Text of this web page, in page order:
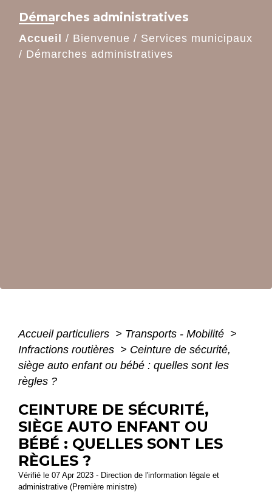
Démarches administratives
Accueil / Bienvenue / Services municipaux
/ Démarches administratives
Accueil particuliers > Transports - Mobilité >
Infractions routières > Ceinture de sécurité,
siège auto enfant ou bébé : quelles sont les
règles ?
CEINTURE DE SÉCURITÉ,
SIÈGE AUTO ENFANT OU
BÉBÉ : QUELLES SONT LES
RÈGLES ?
Vérifié le 07 Apr 2023 - Direction de l'information légale et
administrative (Première ministre)